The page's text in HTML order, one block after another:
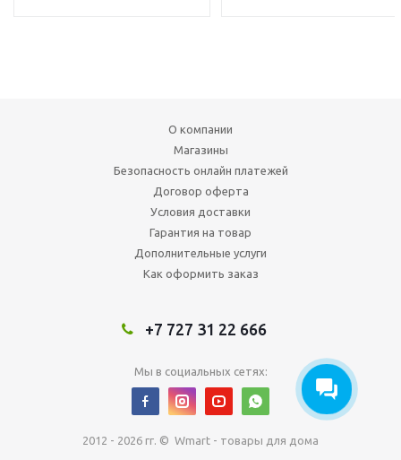
О компании
Магазины
Безопасность онлайн платежей
Договор оферта
Условия доставки
Гарантия на товар
Дополнительные услуги
Как оформить заказ
+7 727 31 22 666
Мы в социальных сетях:
2012 - 2026 гг. © Wmart - товары для дома